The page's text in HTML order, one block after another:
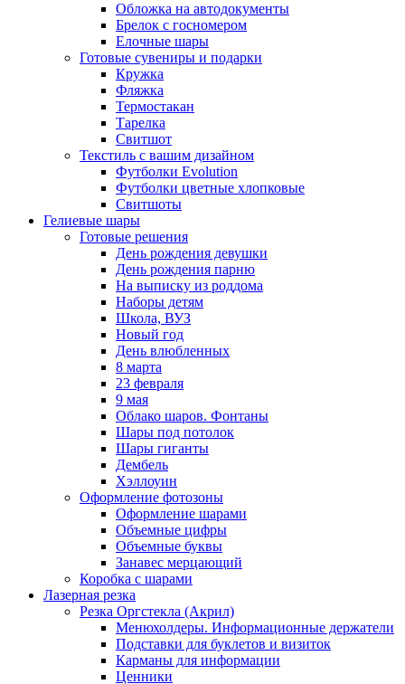
Обложка на автодокументы
Брелок с госномером
Елочные шары
Готовые сувениры и подарки
Кружка
Фляжка
Термостакан
Тарелка
Свитшот
Текстиль с вашим дизайном
Футболки Evolution
Футболки цветные хлопковые
Свитшоты
Гелиевые шары
Готовые решения
День рождения девушки
День рождения парню
На выписку из роддома
Наборы детям
Школа, ВУЗ
Новый год
День влюбленных
8 марта
23 февраля
9 мая
Облако шаров. Фонтаны
Шары под потолок
Шары гиганты
Дембель
Хэллоуин
Оформление фотозоны
Оформление шарами
Объемные цифры
Объемные буквы
Занавес мерцающий
Коробка с шарами
Лазерная резка
Резка Оргстекла (Акрил)
Менюхолдеры. Информационные держатели
Подставки для буклетов и визиток
Карманы для информации
Ценники